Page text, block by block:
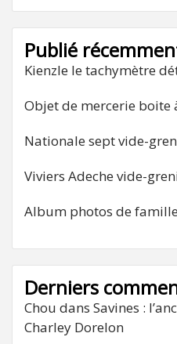
Publié
Kienzle le tachymètre
Objet de mercerie boite
Nationale sept vide-
Viviers Adeche vide-
Album photos de
Derniers
Chou dans Savines :
Charley Dorelon